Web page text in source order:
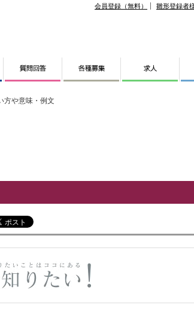
会員登録（無料） 雛形登録者
方や意味・例文